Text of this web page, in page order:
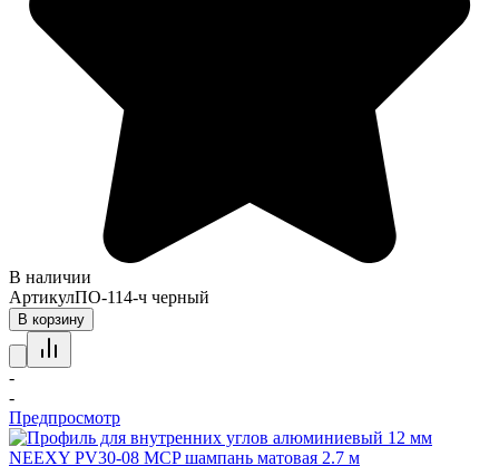
В наличии
АртикулПО-114-ч черный
В корзину
-
-
Предпросмотр